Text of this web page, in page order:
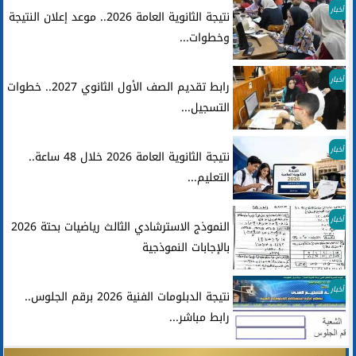
أخبار
نتيجة الثانوية العامة 2026.. موعد إعلان النتيجة
وخطوات...
أخبار
رابط تقديم الصف الأول الثانوي 2027.. خطوات
التسجيل...
أخبار
نتيجة الثانوية العامة 2026 خلال 48 ساعة..
التعليم...
أخبار
النموذج الاسترشادي الثالث رياضيات بحتة 2026
بالإجابات النموذجية
أخبار
نتيجة الدبلومات الفنية 2026 برقم الجلوس..
رابط مباشر...